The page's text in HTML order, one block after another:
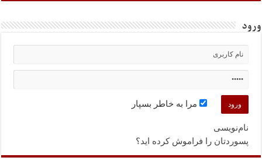
ورود
مرا به خاطر بسپار
نام‌نویسی
پسوردتان را فراموش کرده اید؟